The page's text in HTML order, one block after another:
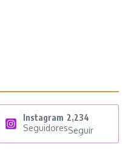
Instagram 2,234
SeguidoresSeguir